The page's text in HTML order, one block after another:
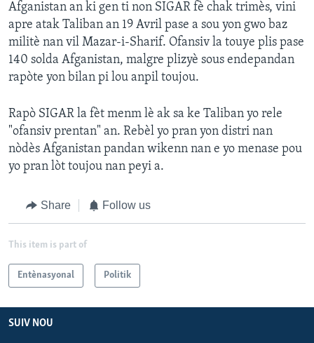
Afganistan an ki gen ti non SIGAR fè chak trimès, vini
apre atak Taliban an 19 Avril pase a sou yon gwo baz
militè nan vil Mazar-i-Sharif. Ofansiv la touye plis pase
140 solda Afganistan, malgre plizyè sous endepandan
rapòte yon bilan pi lou anpil toujou.
Rapò SIGAR la fèt menm lè ak sa ke Taliban yo rele
"ofansiv prentan" an. Rebèl yo pran yon distri nan
nòdès Afganistan pandan wikenn nan e yo menase pou
yo pran lòt toujou nan peyi a.
Share Follow us
This item is part of
Entènasyonal Politik
SUIV NOU